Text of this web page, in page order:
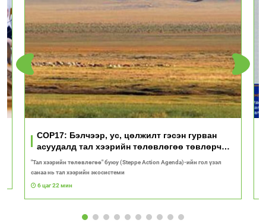
COP17: Бэлчээр, ус, цөлжилт гэсэн гурван
асуудалд тал хээрийн төлөвлөгөө төвлөрч
байна
"Тал хээрийн төлөвлөгөө" буюу (Steppe Action Agenda)-ийн гол үзэл
санаа нь тал хээрийн экосистеми
6 цаг 22 мин